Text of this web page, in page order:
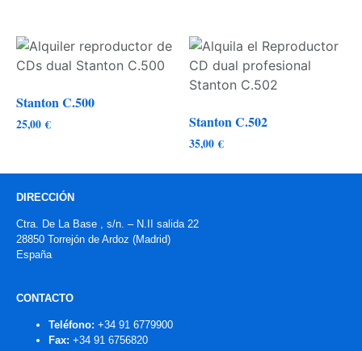
Stanton C.500
25,00€ Stanton C.502
35,00€
DIRECCIÓN
Ctra. De La Base , s/n. – N.II salida 22
28850 Torrejón de Ardoz (Madrid)
España
CONTACTO
Teléfono: +34 91 6779900
Fax: +34 91 6756820